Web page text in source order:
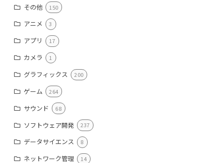
その他 150
アニメ 3
アプリ 17
カメラ 1
グラフィックス 200
ゲーム 264
サウンド 68
ソフトウェア開発 237
データサイエンス 8
ネットワーク管理 14